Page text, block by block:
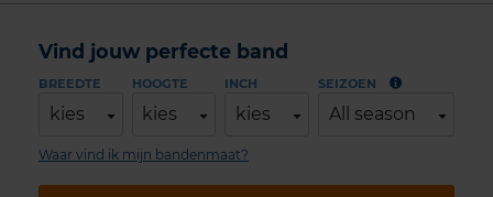
Vind jouw perfecte band
BREEDTE
kies
HOOGTE
kies
INCH
kies
SEIZOEN
All season
Waar vind ik mijn bandenmaat?